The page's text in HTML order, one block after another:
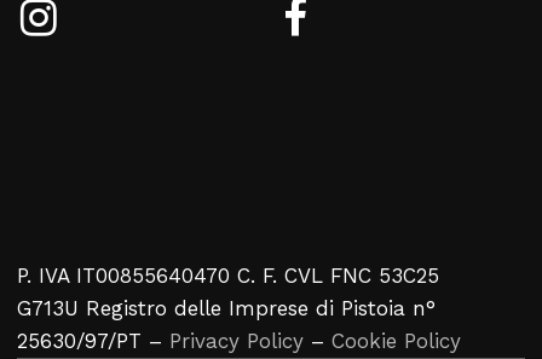
P. IVA IT00855640470 C. F. CVL FNC 53C25
G713U Registro delle Imprese di Pistoia n°
25630/97/PT – Privacy Policy – Cookie Policy